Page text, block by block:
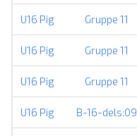
U16 Pig Gruppe 11
U16 Pig Gruppe 11
U16 Pig Gruppe 11
U16 Pig B-16-dels:09